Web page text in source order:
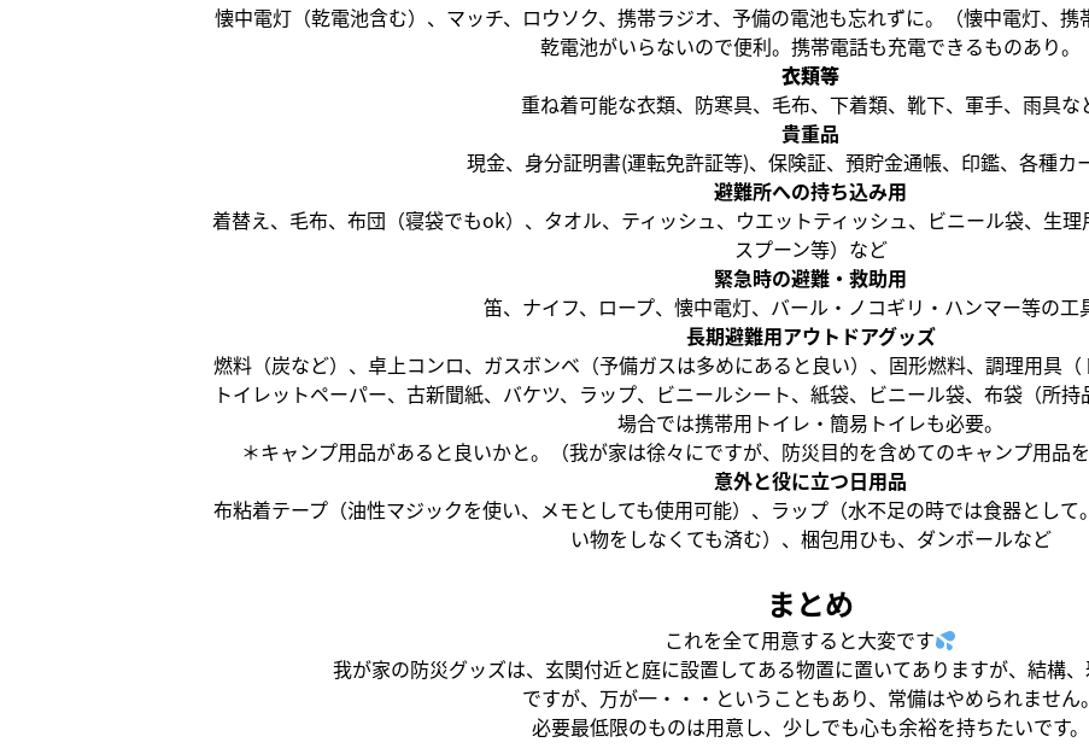
懐中電灯（乾電池含む）、マッチ、ロウソク、携帯ラジオ、予備の電池も忘れずに。（懐中電灯、携
乾電池がいらないので便利。携帯電話も充電できるものあり。
衣類等
重ね着可能な衣類、防寒具、毛布、下着類、靴下、軍手、雨具な
貴重品
現金、身分証明書(運転免許証等)、保険証、預貯金通帳、印鑑、各種カ
避難所への持ち込み用
着替え、毛布、布団（寝袋でもok）、タオル、ティッシュ、ウエットティッシュ、ビニール袋、生
スプーン等）など
緊急時の避難・救助用
笛、ナイフ、ロープ、懐中電灯、バール・ノコギリ・ハンマー等の工
長期避難用アウトドアグッズ
燃料（炭など）、卓上コンロ、ガスボンベ（予備ガスは多めにあると良い）、固形燃料、調理用具（
トイレットペーパー、古新聞紙、バケツ、ラップ、ビニールシート、紙袋、ビニール袋、布袋（所
場合では携帯用トイレ・簡易トイレも必要。
＊キャンプ用品があると良いかと。（我が家は徐々にですが、防災目的を含めてのキャンプ用品
意外と役に立つ日用品
布粘着テープ（油性マジックを使い、メモとしても使用可能）、ラップ（水不足の時では食器とし
い物をしなくても済む）、梱包用ひも、ダンボールなど
まとめ
これを全て用意すると大変です
我が家の防災グッズは、玄関付近と庭に設置してある物置に置いてありますが、結構
ですが、万が一・・・ということもあり、常備はやめられません。
必要最低限のものは用意し、少しでも心も余裕を持ちたいです。